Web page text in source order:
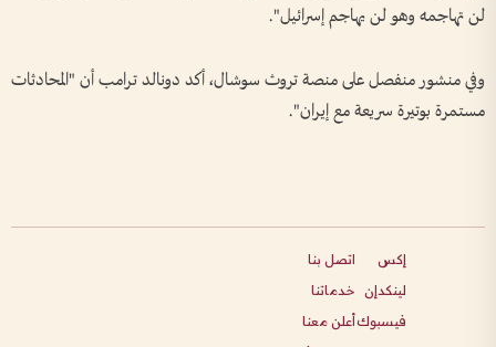
لن تهاجمه وهو لن يهاجم إسرائيل".
وفي منشور منفصل على منصة تروث سوشال، أكد دونالد ترامب أن "المحادثات
مستمرة بوتيرة سريعة مع إيران".
إكس
لينكدإن
فيسبوك
اتصل بنا
خدماتنا
أعلن معنا